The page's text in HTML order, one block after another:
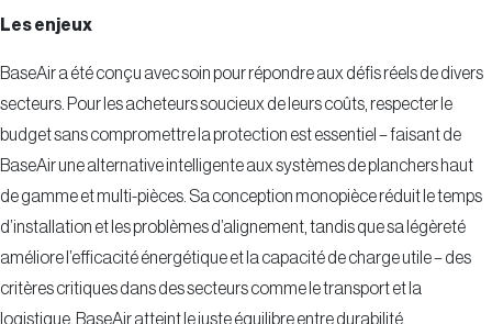
Les enjeux
BaseAir a été conçu avec soin pour répondre aux défis réels de divers
secteurs. Pour les acheteurs soucieux de leurs coûts, respecter le
budget sans compromettre la protection est essentiel – faisant de
BaseAir une alternative intelligente aux systèmes de planchers haut
de gamme et multi-pièces. Sa conception monopièce réduit le temps
d’installation et les problèmes d’alignement, tandis que sa légèreté
améliore l’efficacité énergétique et la capacité de charge utile – des
critères critiques dans des secteurs comme le transport et la
logistique. BaseAir atteint le juste équilibre entre durabilité,